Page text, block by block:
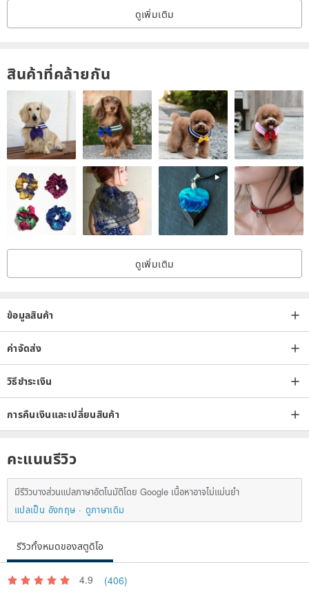
อายุการใช้งานทั้งหมด
หลายคนกังวลเกี่ยวกับการเลือกเนคไทที่แคบหรือกว้างแต่ไม่ต้องให้สุภาพบุรุษที่
ไม่ดีฉันพูดอย่างระมัดระวัง
ในความเป็นจริงความสัมพันธ์แคบเป็นของประวัติศาสตร์ค่อนข้างสั้นชนิดของ
เน็คไทให้คนค่อนข้างง่ายฝึกและความรู้สึกสดชื่นในปีที่ผ่านมาได้รับความนิยม
อย่างกว้างขวาง
เนื่องจากความกว้างของเนคไทแคบมีจำกัดมีพื้นที่ไม่เพียงพอสำหรับนัก
ออกแบบที่จะสร้างรูปแบบสีต่างๆดังนั้นการเลือกรูปแบบของเนคไทแคบแคบ
ส่วนใหญ่เป็นสีธรรมดาลายจุดคลื่นและดอกไม้
ดูเพิ่มเติม
สินค้าที่คล้ายกัน
ดูเพิ่มเติม
ข้อมูลสินค้า
ค่าจัดส่ง
วิธีชำระเงิน
การคืนเงินและเปลี่ยนสินค้า
คะแนนรีวิว
มีรีวิวบางส่วนแปลภาษาอัตโนมัติโดย Google เนื้อหาอาจไม่แม่นยำ
แปลเป็น อังกฤษ
ดูภาษาเดิม
รีวิวทั้งหมดของสตูดิโอ
4.9 (406)